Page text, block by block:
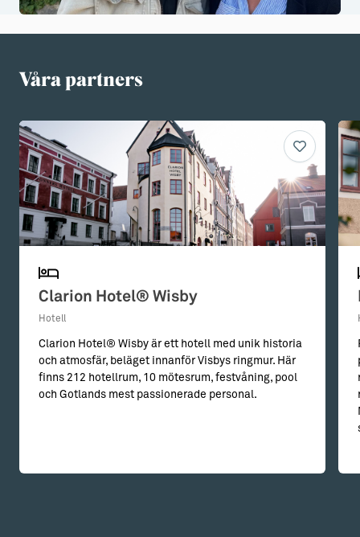
Våra partners
Clarion Hotel® Wisby
Hotell
Clarion Hotel® Wisby är ett hotell med unik historia
och atmosfär, beläget innanför Visbys ringmur. Här
finns 212 hotellrum, 10 mötesrum, festvåning, pool
och Gotlands mest passionerade personal.